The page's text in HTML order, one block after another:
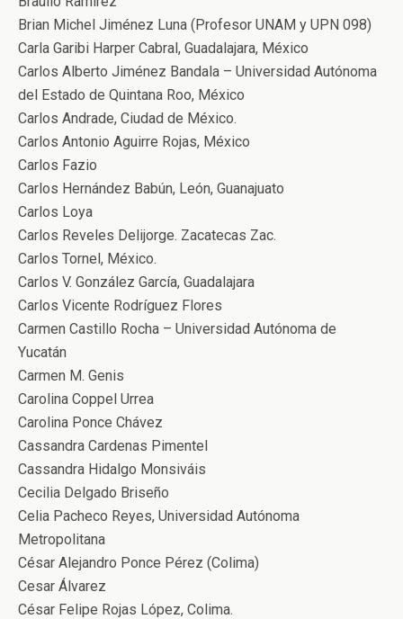
Brian Michel Jiménez Luna (Profesor UNAM y UPN 098)
Carla Garibi Harper Cabral, Guadalajara, México
Carlos Alberto Jiménez Bandala – Universidad Autónoma
del Estado de Quintana Roo, México
Carlos Andrade, Ciudad de México.
Carlos Antonio Aguirre Rojas, México
Carlos Fazio
Carlos Hernández Babún, León, Guanajuato
Carlos Loya
Carlos Reveles Delijorge. Zacatecas Zac.
Carlos Tornel, México.
Carlos V. González García, Guadalajara
Carlos Vicente Rodríguez Flores
Carmen Castillo Rocha – Universidad Autónoma de
Yucatán
Carmen M. Genis
Carolina Coppel Urrea
Carolina Ponce Chávez
Cassandra Cardenas Pimentel
Cassandra Hidalgo Monsiváis
Cecilia Delgado Briseño
Celia Pacheco Reyes, Universidad Autónoma
Metropolitana
César Alejandro Ponce Pérez (Colima)
Cesar Álvarez
César Felipe Rojas López, Colima.